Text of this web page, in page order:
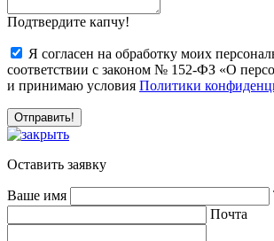
Подтвердите капчу!
Я согласен на обработку моих
соответствии с законом № 152-ФЗ «О
и принимаю условия Политики
Оставить заявку
Ваше имя
Почта